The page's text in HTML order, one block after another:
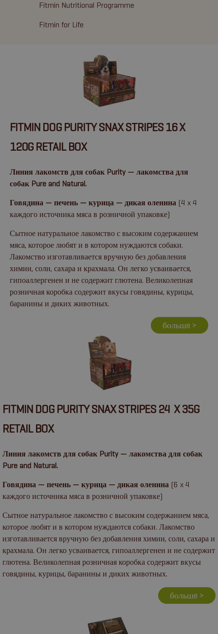
Fitmin Nutritional Programme
Fitmin for Life
FITMIN DOG PURITY SNAX STRIPES 16 X
120G RETAIL BOX
Линия лакомств для собак Purity — лакомства для
собак Pure and Natural.
Говядина — печень — курица — дикая оленина (4 x 4
каждого источника мяса в розничной упаковке)
Сытное натуральное лакомство с высоким содержанием
мяса, которое любят и в котором нуждаются собаки.
Лакомство изготавливается вручную без добавления
химии, соли, сахара и крахмала. Он легко усваивается,
гипоаллергенен и не содержит глютена. Великолепная
розничная коробка содержит вкусы говядины, курицы,
баранины и диких животных.
большe >
FITMIN DOG PURITY SNAX STRIPES 24 X 35G
RETAIL BOX
Линия лакомств для собак Purity — лакомства для собак
Pure and Natural.
Говядина — печень — курица — дикая оленина (6 x 4
каждого источника мяса в розничной упаковке)
Сытное натуральное лакомство с высоким содержанием мяса,
которое любят и в котором нуждаются собаки. Лакомство
изготавливается вручную без добавления химии, соли, сахара и
крахмала. Он легко усваивается, гипоаллергенен и не содержит
глютена. Великолепная розничная коробка содержит вкусы
говядины, курицы, баранины и диких животных.
большe >